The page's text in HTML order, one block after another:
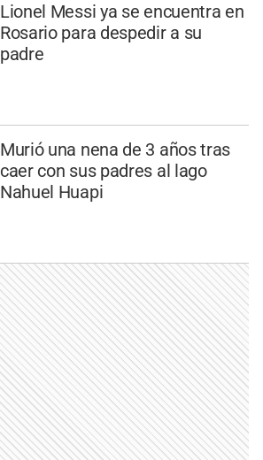
Lionel Messi ya se encuentra en
Rosario para despedir a su
padre
Murió una nena de 3 años tras
caer con sus padres al lago
Nahuel Huapi